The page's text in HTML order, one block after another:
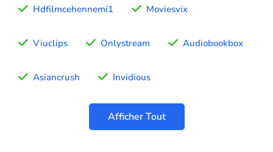
Hdfilmcehennemi1 Moviesvix
Viuclips Onlystream Audiobookbox
Asiancrush Invidious
Afficher Tout